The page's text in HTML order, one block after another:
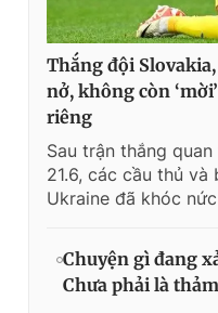
Thắng đội
nở, không còn
riêng
Sau trận thắng
21.6, các cầu thủ
Ukraine đã khóc
Chuyện gì đang
Chưa phải là